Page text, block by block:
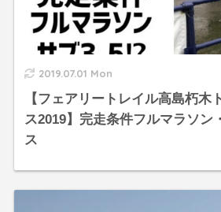
2019.07.01 Mon
【フェアリートレイル高島朽木
ス2019】完走条件フルマラソン
ス